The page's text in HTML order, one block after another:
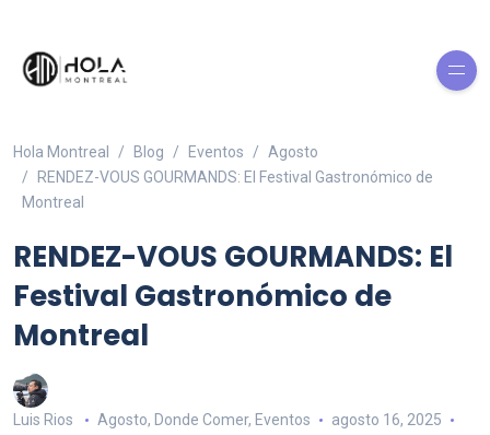
Hola Montreal Blog Eventos
Agosto
RENDEZ-VOUS GOURMANDS: El Festival Gastronómico de
Montreal
RENDEZ-VOUS GOURMANDS: El
Festival Gastronómico de
Montreal
Luis Rios Agosto, Donde Comer, Eventos
agosto 16, 2025